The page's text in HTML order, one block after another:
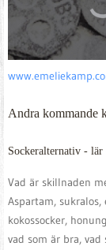
Andra kommande
Sockeralternativ -
Vad är skillnaden
Aspartam,
kokossocker,
vad som är bra,